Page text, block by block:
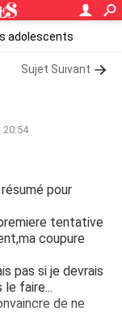
adolescents
Sujet Suivant
20:54
pour
tentative
coupure
pas si je devrais
le faire...
de ne